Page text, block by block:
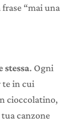
“mai una
stessa. Ogni
te in cui
cioccolatino,
canzone